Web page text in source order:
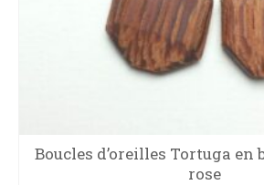
Boucles d’oreilles Tortuga en
rose